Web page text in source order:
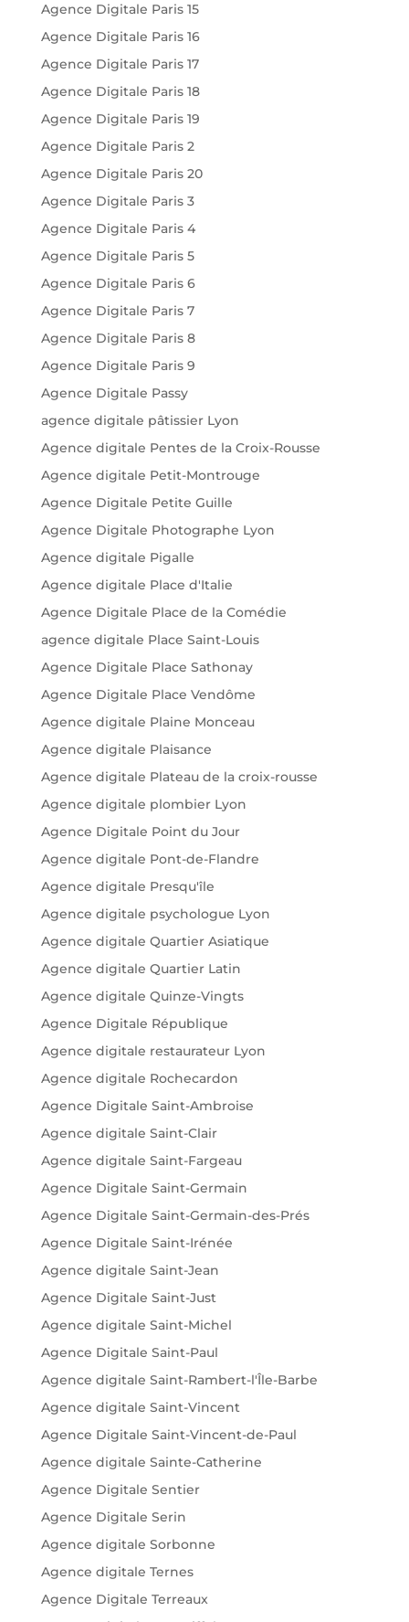
Agence Digitale Paris 15
Agence Digitale Paris 16
Agence Digitale Paris 17
Agence Digitale Paris 18
Agence Digitale Paris 19
Agence Digitale Paris 2
Agence Digitale Paris 20
Agence Digitale Paris 3
Agence Digitale Paris 4
Agence Digitale Paris 5
Agence Digitale Paris 6
Agence Digitale Paris 7
Agence Digitale Paris 8
Agence Digitale Paris 9
Agence Digitale Passy
agence digitale pâtissier Lyon
Agence digitale Pentes de la Croix-Rousse
Agence digitale Petit-Montrouge
Agence Digitale Petite Guille
Agence Digitale Photographe Lyon
Agence digitale Pigalle
Agence digitale Place d'Italie
Agence Digitale Place de la Comédie
agence digitale Place Saint-Louis
Agence Digitale Place Sathonay
Agence Digitale Place Vendôme
Agence digitale Plaine Monceau
Agence digitale Plaisance
Agence digitale Plateau de la croix-rousse
Agence digitale plombier Lyon
Agence Digitale Point du Jour
Agence digitale Pont-de-Flandre
Agence digitale Presqu'île
Agence digitale psychologue Lyon
Agence digitale Quartier Asiatique
Agence digitale Quartier Latin
Agence digitale Quinze-Vingts
Agence Digitale République
Agence digitale restaurateur Lyon
Agence digitale Rochecardon
Agence Digitale Saint-Ambroise
Agence digitale Saint-Clair
Agence digitale Saint-Fargeau
Agence Digitale Saint-Germain
Agence Digitale Saint-Germain-des-Prés
Agence Digitale Saint-Irénée
Agence digitale Saint-Jean
Agence Digitale Saint-Just
Agence digitale Saint-Michel
Agence Digitale Saint-Paul
Agence digitale Saint-Rambert-l'Île-Barbe
Agence digitale Saint-Vincent
Agence Digitale Saint-Vincent-de-Paul
Agence digitale Sainte-Catherine
Agence Digitale Sentier
Agence Digitale Serin
Agence digitale Sorbonne
Agence digitale Ternes
Agence Digitale Terreaux